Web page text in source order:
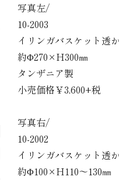
写真左/
10-2003
イリンガバスケット透
約Φ270×H300㎜
タンザニア製
小売価格￥3,600+税
写真右/
10-2002
イリンガバスケット透
約Φ100×H110～130㎜